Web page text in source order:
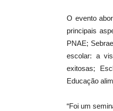
O evento
principais
PNAE;
escolar: a
exitosas;
Educação
“Foi um